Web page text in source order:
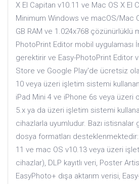
X El Capitan v10.11 ve Mac OS X El
Minimum Windows ve macOS/Mac
GB RAM ve 1.024x768 çözünürlüklü
PhotoPrint Editor mobil uygulaması
gerektirir ve Easy-PhotoPrint Editor
Store ve Google Play'de ücretsiz
10 veya üzeri işletim sistemi
iPad Mini 4 ve iPhone 6s veya üzeri
5.x ya da üzeri işletim sistemi
cihazlarla uyumludur. Bazı istisnalar
dosya formatları desteklenmektedir:
11 ve mac OS v10.13 veya üzeri
cihazlar), DLP kayıtlı veri, Poster
EasyPhoto+ dışa aktarım verisi,